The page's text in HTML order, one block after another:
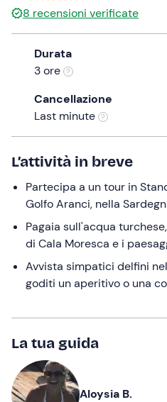
the
question
mark
keyboard
shortcuts
for
changing
dates.
8 recensioni verificate
Durata
3 ore
Cancellazione
Last minute
L’attività in breve
Partecipa a un tour in
Golfo Aranci, nella
Pagaia sull'acqua
di Cala Moresca e i
Avvista simpatici delfini
goditi un aperitivo o una
La tua guida
Aloysia B.